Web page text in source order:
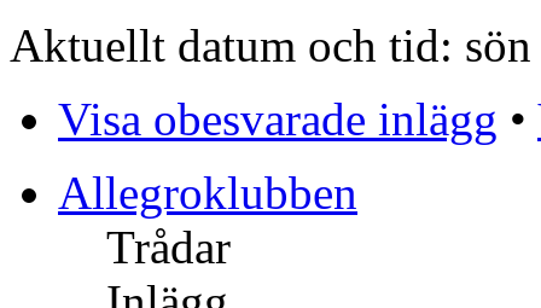
Aktuellt datum och tid:
Visa obesvarade inlägg •
Allegroklubben
Trådar